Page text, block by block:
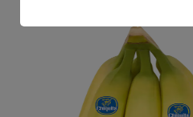
Informationen zum